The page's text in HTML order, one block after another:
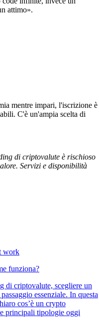
attimo».
mentre impari, l'iscrizione è
C'è un'ampia scelta di
di criptovalute è rischioso
Servizi e disponibilità
funziona?
di criptovalute, scegliere un
essenziale. In questa
cos’è un crypto
principali tipologie oggi